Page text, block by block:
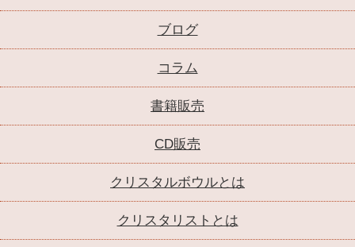
ブログ
コラム
書籍販売
CD販売
クリスタルボウルとは
クリスタリストとは